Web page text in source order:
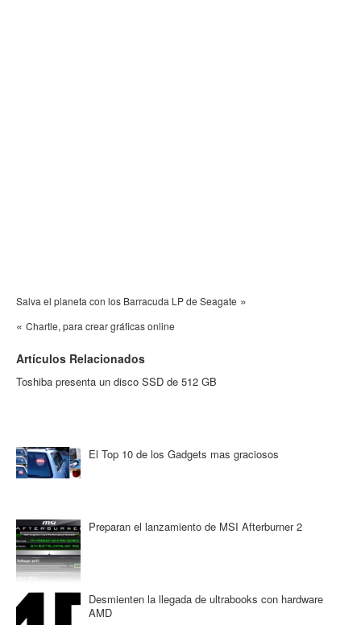
Salva el planeta con los Barracuda LP de Seagate »
« Chartle, para crear gráficas online
Artículos Relacionados
Toshiba presenta un disco SSD de 512 GB
El Top 10 de los Gadgets mas graciosos
Preparan el lanzamiento de MSI Afterburner 2
Desmienten la llegada de ultrabooks con hardware
AMD